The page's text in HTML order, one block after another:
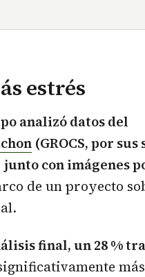
estrés
analizó datos del
(GROCS, por
junto con imágenes
de un proyecto
final, un 28 %